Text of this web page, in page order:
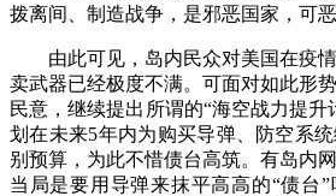
拨离间、制造战争，是邪恶国家，可
由此可见，岛内民众对美国在疫情
卖武器已经极度不满。可面对如此形
民意，继续提出所谓的“海空战力提
划在未来5年内为购买导弹、防空系
别预算，为此不惜债台高筑。有岛内
当局是要用导弹来抹平高高的“债台